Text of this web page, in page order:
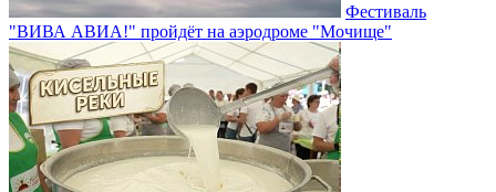
Фестиваль
"ВИВА АВИА!" пройдёт на аэродроме "Мочище"